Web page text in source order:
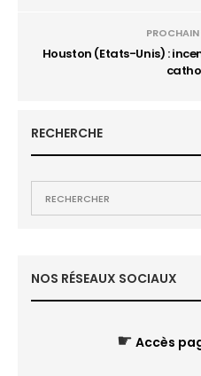
Houston (Etats-Unis) :
RECHERCHE
NOS RÉSEAUX SOCIAUX
☛ Accès